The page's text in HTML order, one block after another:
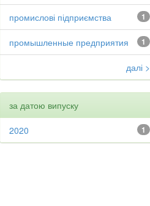
1
промислові підприємства
1
промышленные предприятия
далі >
за датою випуску
1
2020